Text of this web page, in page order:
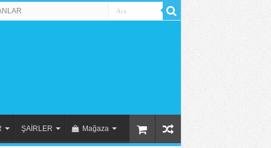
ŞAİRLER Mağaza